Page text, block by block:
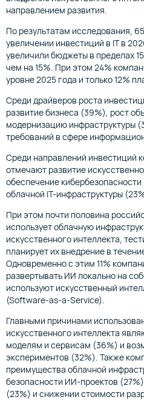
направлением развития.
По результатам исследования,
увеличении инвестиций в IT в
увеличили бюджеты в пределах
чем на 15%. При этом 24%
уровне 2025 года и только 12%
Среди драйверов роста
развитие бизнеса (39%), рост
модернизацию инфраструктуры
требований в сфере
Среди направлений инвестиций
отмечают развитие
обеспечение
облачной IT-инфраструктуры
При этом почти половина
использует облачную
искусственного интеллекта,
планирует их внедрение в
Одновременно с этим 11%
развертывать ИИ локально на
используют искусственный
(Software-as-a-Service).
Главными причинами
искусственного интеллекта
моделям и сервисам (36%) и
экспериментов (32%). Также
преимущества облачной
безопасности ИИ-проектов
(23%) и снижении стоимости